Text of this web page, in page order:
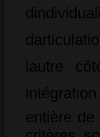
lautre
entière